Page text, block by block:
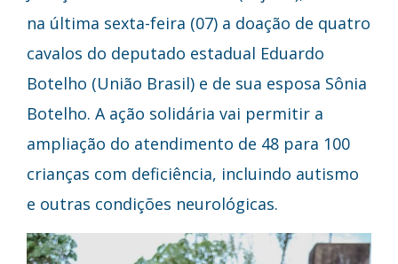
na última sexta-feira (07) a doação de quatro
cavalos do deputado estadual Eduardo
Botelho (União Brasil) e de sua esposa Sônia
Botelho. A ação solidária vai permitir a
ampliação do atendimento de 48 para 100
crianças com deficiência, incluindo autismo
e outras condições neurológicas.